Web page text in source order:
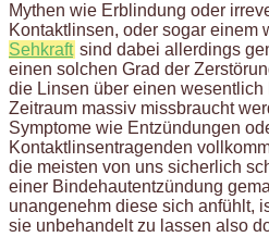
Mythen wie Erblindung oder
Kontaktlinsen, oder sogar einem
Sehkraft sind dabei allerdings
einen solchen Grad der
die Linsen über einen
Zeitraum massiv missbraucht
Symptome wie Entzündungen
Kontaktlinsentragenden
die meisten von uns sicherlich
einer Bindehautentzündung
unangenehm diese sich anfühlt,
sie unbehandelt zu lassen also